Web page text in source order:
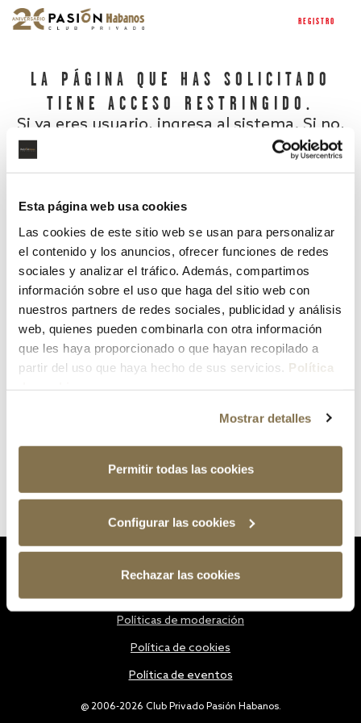
Esta página web usa cookies
Las cookies de este sitio web se usan para personalizar
el contenido y los anuncios, ofrecer funciones de redes
sociales y analizar el tráfico. Además, compartimos
información sobre el uso que haga del sitio web con
nuestros partners de redes sociales, publicidad y análisis
web, quienes pueden combinarla con otra información
que les haya proporcionado o que hayan recopilado a
partir del uso que haya hecho de sus servicios. Política
Mostrar detalles
Permitir todas las cookies
Configurar las cookies
Rechazar las cookies
REGISTRO
LA PÁGINA QUE HAS SOLICITADO
TIENE ACCESO RESTRINGIDO.
Si ya eres usuario, ingresa al sistema. Si no,
¿Has olvidado tu contraseña?
@ 2006-2026 Club Privado Pasión Habanos.
Políticas de moderación
Política de cookies
Política de eventos